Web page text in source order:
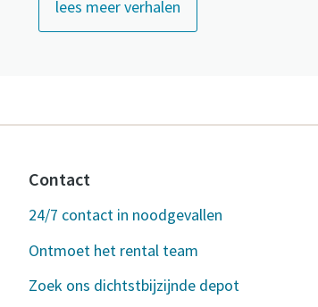
lees meer verhalen
Contact
24/7 contact in noodgevallen
Ontmoet het rental team
Zoek ons dichtstbijzijnde depot